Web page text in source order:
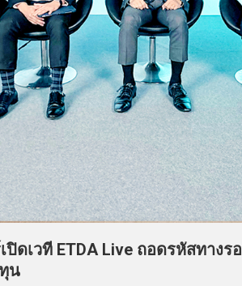
ปิดเวที ETDA Live ถอดรหัสทางร
น